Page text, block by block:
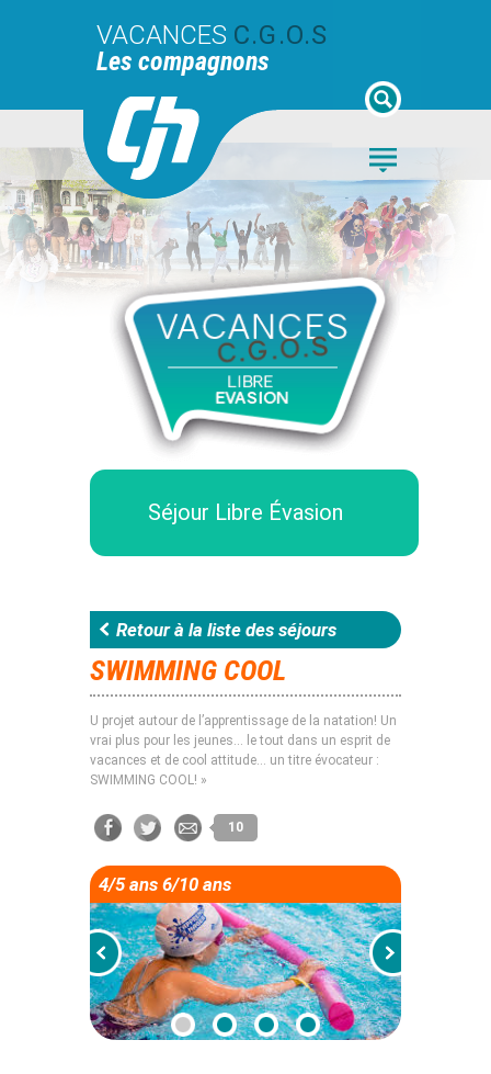
VACANCES C.G.O.S
Les compagnons
Séjour Libre Évasion
Retour à la liste des séjours
SWIMMING COOL
U projet autour de l’apprentissage de la natation! Un
vrai plus pour les jeunes… le tout dans un esprit de
vacances et de cool attitude… un titre évocateur :
SWIMMING COOL! »
10
4/5 ans 6/10 ans